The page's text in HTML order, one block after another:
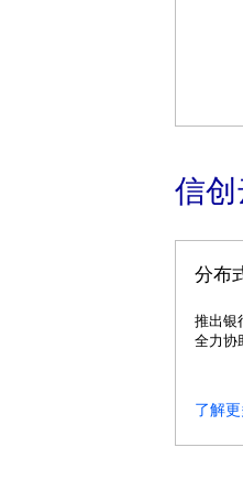
信
分布
推出银
全力协
了解